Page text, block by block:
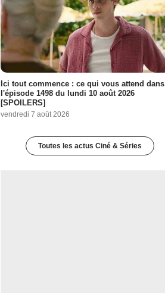
Ici tout commence : ce qui vous attend dans
l'épisode 1498 du lundi 10 août 2026
[SPOILERS]
vendredi 7 août 2026
Toutes les actus Ciné & Séries